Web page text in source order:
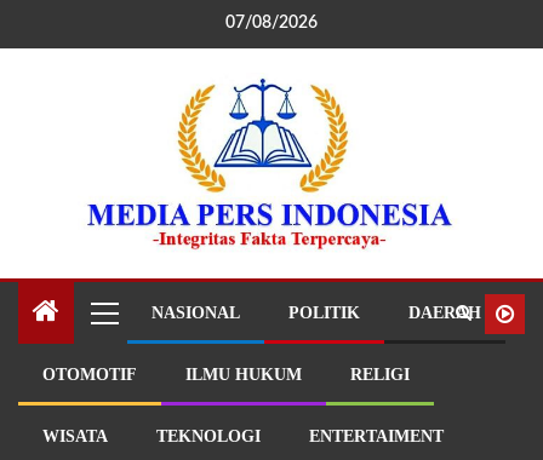
07/08/2026
NASIONAL POLITIK DAERAH
OTOMOTIF ILMU HUKUM RELIGI
WISATA TEKNOLOGI ENTERTAIMENT